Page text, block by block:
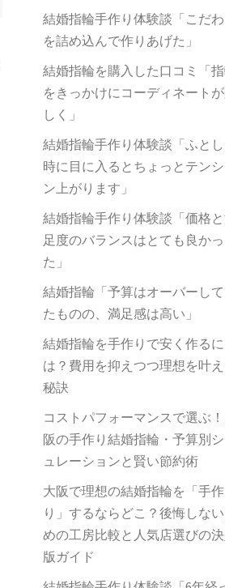
結婚指輪手作り体験談「こだわ
を詰め込んで作りあげた」
結婚指輪を購入した口コミ「
をきっかけにコーディネート
しく」
結婚指輪手作り体験談「ふと
時に目に入るとちょっとテンシ
ン上がります」
結婚指輪手作り体験談「価格
足度のバランスはとても良かっ
た」
結婚指輪「予算はオーバーし
たものの、満足感は高い」
結婚指輪を手作りで安く作るに
は？費用を抑えつつ理想を叶
秘訣
コストパフォーマンスで選ぶ
阪の手作り結婚指輪・予算別シ
ュレーションと賢い節約術
大阪で理想の結婚指輪を「手作
り」するならどこ？後悔しな
めの工房比較と人気店選びの
版ガイド